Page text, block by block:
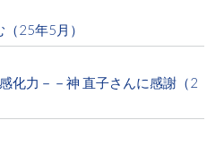
25年5月）
感化力－－神 直子さんに感謝（2